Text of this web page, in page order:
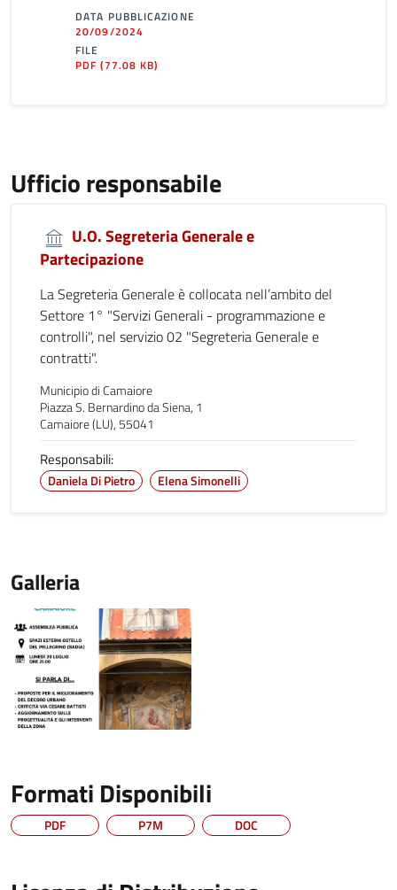
DATA PUBBLICAZIONE
20/09/2024
FILE
PDF(77.08 KB)
Ufficio responsabile
U.O. Segreteria Generale e
Partecipazione
La Segreteria Generale è collocata nell’ambito del
Settore 1° "Servizi Generali - programmazione e
controlli", nel servizio 02 "Segreteria Generale e
contratti".
Municipio di Camaiore
Piazza S. Bernardino da Siena, 1
Camaiore (LU), 55041
Responsabili:
Daniela Di Pietro Elena Simonelli
Galleria
Formati Disponibili
PDF P7M DOC